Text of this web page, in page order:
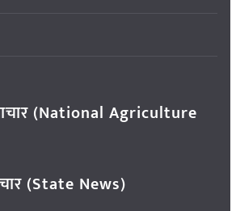
(National Agriculture
(State News)